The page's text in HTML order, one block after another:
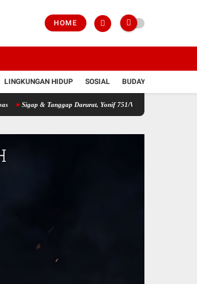
HOME
LINGKUNGAN HIDUP SOSIAL BUDAYA
Tanggap Darurat, Yonif 751/VJS Bantu Penanganan Warga